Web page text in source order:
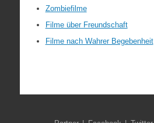
Zombiefilme
Filme über Freundschaft
Filme nach Wahrer Begebenheit